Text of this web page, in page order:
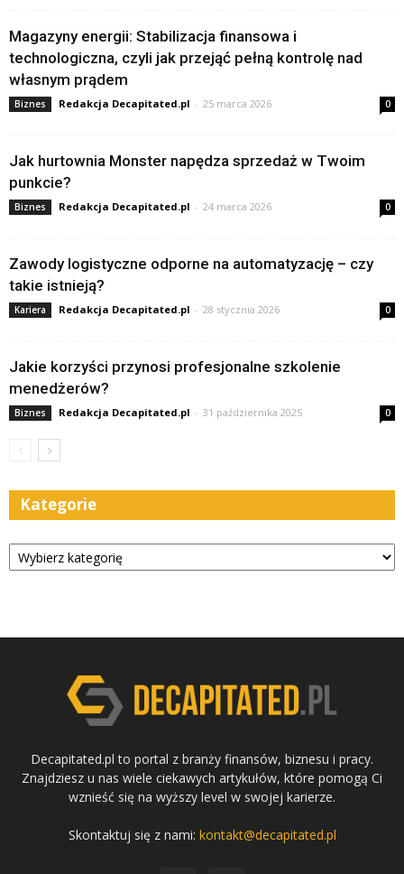
Magazyny energii: Stabilizacja finansowa i
technologiczna, czyli jak przejąć pełną kontrolę nad
własnym prądem
Biznes Redakcja Decapitated.pl - 25 marca 2026 0
Jak hurtownia Monster napędza sprzedaż w Twoim
punkcie?
Biznes Redakcja Decapitated.pl - 24 marca 2026 0
Zawody logistyczne odporne na automatyzację – czy
takie istnieją?
Kariera Redakcja Decapitated.pl - 28 stycznia 2026 0
Jakie korzyści przynosi profesjonalne szkolenie
menedżerów?
Biznes Redakcja Decapitated.pl - 31 października 2025 0
Kategorie
Kategorie
Decapitated.pl to portal z branży finansów, biznesu i pracy.
Znajdziesz u nas wiele ciekawych artykułów, które pomogą Ci
wznieść się na wyższy level w swojej karierze.
Skontaktuj się z nami: kontakt@decapitated.pl